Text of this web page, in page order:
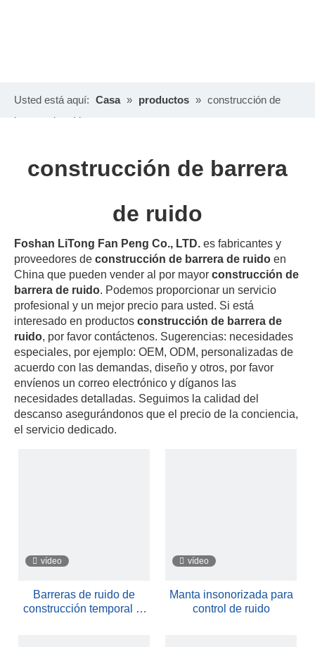
Usted está aquí: Casa » productos » construcción de
barrera de ruido
construcción de barrera
de ruido
Foshan LiTong Fan Peng Co., LTD. es fabricantes y
proveedores de construcción de barrera de ruido en
China que pueden vender al por mayor construcción de
barrera de ruido. Podemos proporcionar un servicio
profesional y un mejor precio para usted. Si está
interesado en productos construcción de barrera de
ruido, por favor contáctenos. Sugerencias: necesidades
especiales, por ejemplo: OEM, ODM, personalizadas de
acuerdo con las demandas, diseño y otros, por favor
envíenos un correo electrónico y díganos las
necesidades detalladas. Seguimos la calidad del
descanso asegurándonos que el precio de la conciencia,
el servicio dedicado.
vídeo
Barreras de ruido de
construcción temporal al
vídeo
Manta insonorizada para
control de ruido